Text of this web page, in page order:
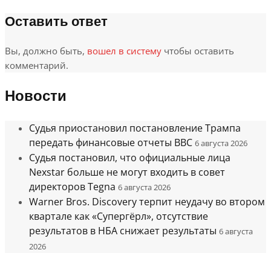
Оставить ответ
Вы, должно быть, вошел в систему чтобы оставить
комментарий.
Новости
Судья приостановил постановление Трампа
передать финансовые отчеты BBC 6 августа 2026
Судья постановил, что официальные лица
Nexstar больше не могут входить в совет
директоров Tegna 6 августа 2026
Warner Bros. Discovery терпит неудачу во втором
квартале как «Супергёрл», отсутствие
результатов в НБА снижает результаты 6 августа
2026